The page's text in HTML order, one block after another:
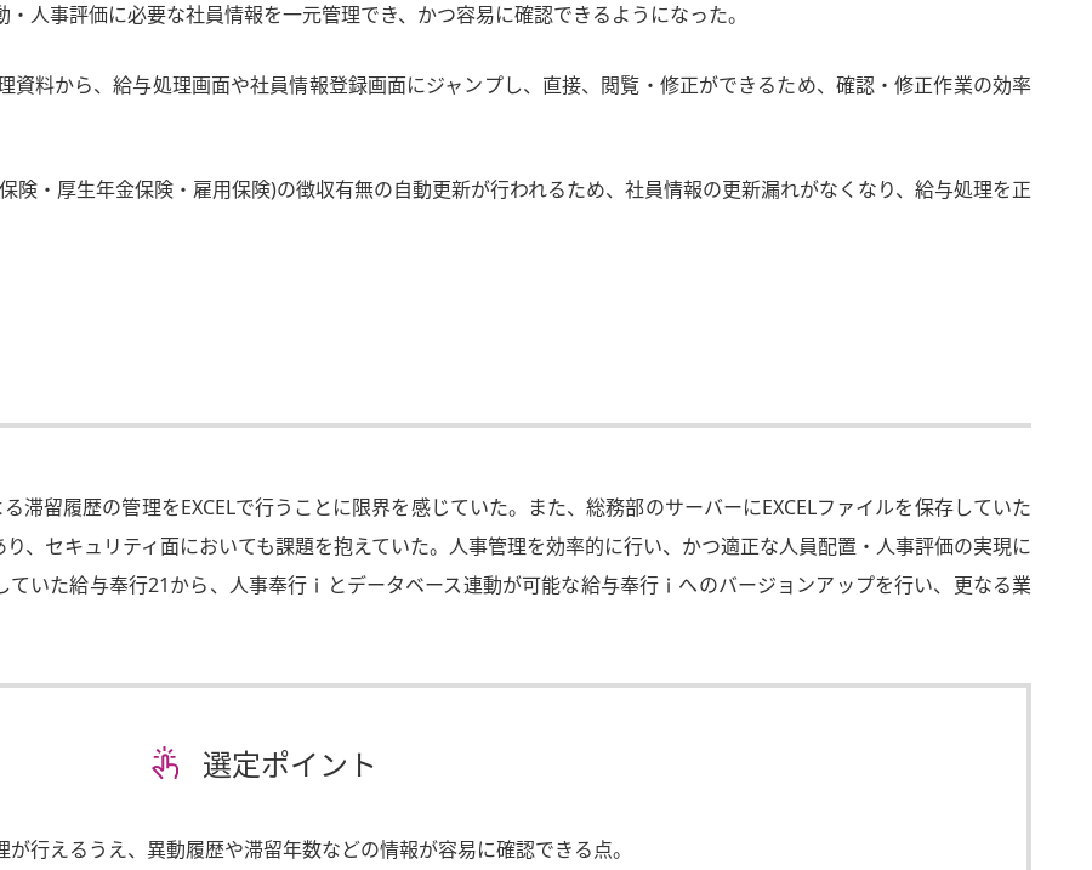
人事評価に必要な社員情報を一元管理でき、かつ容易に確認できるようになった。
資料から、給与処理画面や社員情報登録画面にジャンプし、直接、閲覧・修正ができるため、確認・修正作業の効率
険・厚生年金保険・雇用保険)の徴収有無の自動更新が行われるため、社員情報の更新漏れがなくなり、給与処理を正
滞留履歴の管理をEXCELで行うことに限界を感じていた。また、総務部のサーバーにEXCELファイルを保存していた
、セキュリティ面においても課題を抱えていた。人事管理を効率的に行い、かつ適正な人員配置・人事評価の実現に
ていた給与奉行21から、人事奉行 ｉ とデータベース連動が可能な給与奉行 ｉ へのバージョンアップを行い、更なる業
選定ポイント
行えるうえ、異動履歴や滞留年数などの情報が容易に確認できる点。